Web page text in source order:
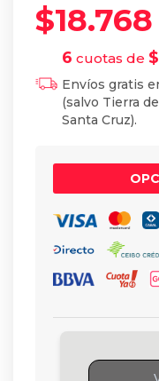
$18.768
6 cuotas de $
Envíos gratis
(salvo Tierra
Santa Cruz).